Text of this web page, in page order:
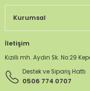
Kurumsal
İletişim
Kızıllı mh. Aydın Sk. No:29
Destek ve Sipariş Hattı
0506 774 0707